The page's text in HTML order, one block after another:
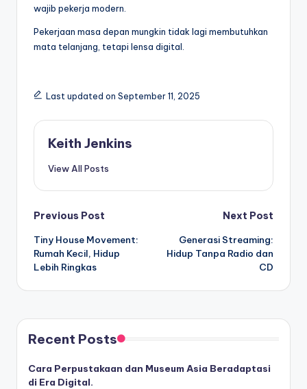
wajib pekerja modern.
Pekerjaan masa depan mungkin tidak lagi membutuhkan
mata telanjang, tetapi lensa digital.
Last updated on September 11, 2025
Keith Jenkins
View All Posts
Post
navigation
Previous Post
Tiny House Movement:
Rumah Kecil, Hidup
Lebih Ringkas
Next Post
Generasi Streaming:
Hidup Tanpa Radio dan
CD
Recent Posts
Cara Perpustakaan dan Museum Asia Beradaptasi
di Era Digital.